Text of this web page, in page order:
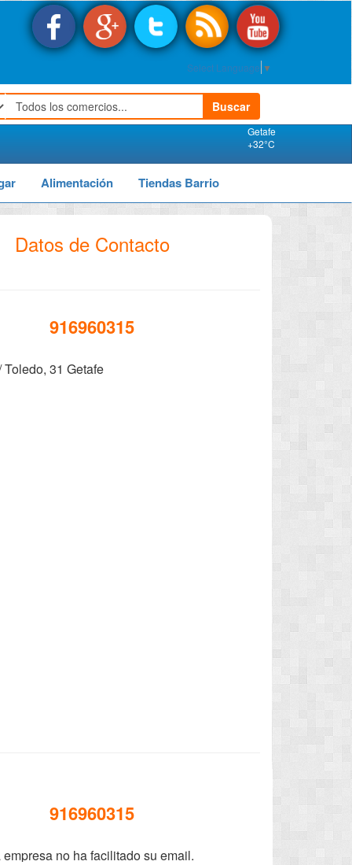
Select Language ▼
Buscar
Getafe
+32°C
Alimentación Tiendas Barrio
Datos de Contacto
916960315
Toledo, 31 Getafe
916960315
empresa no ha facilitado su email.